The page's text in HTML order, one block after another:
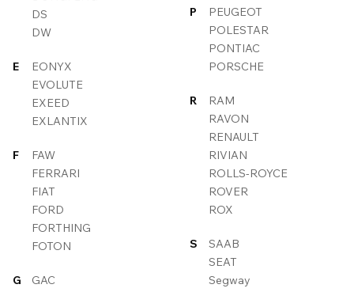
DS
DW
E
EONYX
EVOLUTE
EXEED
EXLANTIX
F
FAW
FERRARI
FIAT
FORD
FORTHING
FOTON
G
GAC
P
PEUGEOT
POLESTAR
PONTIAC
PORSCHE
R
RAM
RAVON
RENAULT
RIVIAN
ROLLS-ROYCE
ROVER
ROX
S
SAAB
SEAT
Segway